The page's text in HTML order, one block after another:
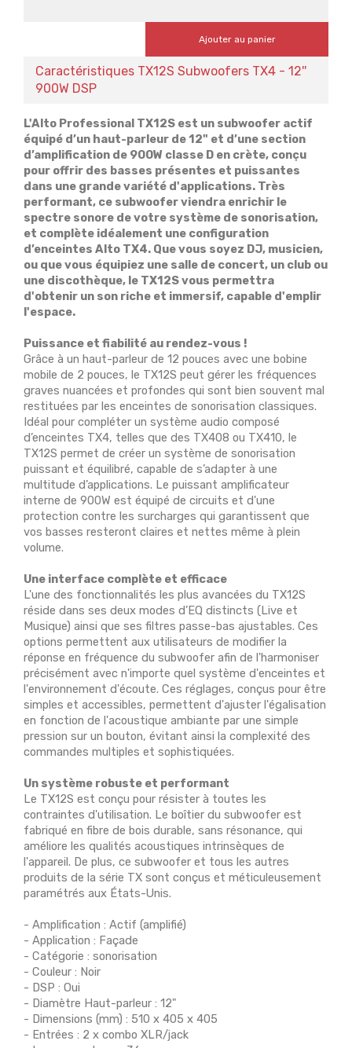
Ajouter au panier
Caractéristiques TX12S Subwoofers TX4 - 12''
900W DSP
L'Alto Professional TX12S est un subwoofer actif
équipé d’un haut-parleur de 12" et d’une section
d’amplification de 900W classe D en crète, conçu
pour offrir des basses présentes et puissantes
dans une grande variété d'applications. Très
performant, ce subwoofer viendra enrichir le
spectre sonore de votre système de sonorisation,
et complète idéalement une configuration
d’enceintes Alto TX4. Que vous soyez DJ, musicien,
ou que vous équipiez une salle de concert, un club ou
une discothèque, le TX12S vous permettra
d'obtenir un son riche et immersif, capable d'emplir
l'espace.
Puissance et fiabilité au rendez-vous !
Grâce à un haut-parleur de 12 pouces avec une bobine
mobile de 2 pouces, le TX12S peut gérer les fréquences
graves nuancées et profondes qui sont bien souvent mal
restituées par les enceintes de sonorisation classiques.
Idéal pour compléter un système audio composé
d’enceintes TX4, telles que des TX408 ou TX410, le
TX12S permet de créer un système de sonorisation
puissant et équilibré, capable de s’adapter à une
multitude d’applications. Le puissant amplificateur
interne de 900W est équipé de circuits et d'une
protection contre les surcharges qui garantissent que
vos basses resteront claires et nettes même à plein
volume.
Une interface complète et efficace
L'une des fonctionnalités les plus avancées du TX12S
réside dans ses deux modes d’EQ distincts (Live et
Musique) ainsi que ses filtres passe-bas ajustables. Ces
options permettent aux utilisateurs de modifier la
réponse en fréquence du subwoofer afin de l'harmoniser
précisément avec n'importe quel système d'enceintes et
l'environnement d'écoute. Ces réglages, conçus pour être
simples et accessibles, permettent d'ajuster l'égalisation
en fonction de l'acoustique ambiante par une simple
pression sur un bouton, évitant ainsi la complexité des
commandes multiples et sophistiquées.
Un système robuste et performant
Le TX12S est conçu pour résister à toutes les
contraintes d'utilisation. Le boîtier du subwoofer est
fabriqué en fibre de bois durable, sans résonance, qui
améliore les qualités acoustiques intrinsèques de
l'appareil. De plus, ce subwoofer et tous les autres
produits de la série TX sont conçus et méticuleusement
paramétrés aux États-Unis.
- Amplification : Actif (amplifié)
- Application : Façade
- Catégorie : sonorisation
- Couleur : Noir
- DSP : Oui
- Diamètre Haut-parleur : 12"
- Dimensions (mm) : 510 x 405 x 405
- Entrées : 2 x combo XLR/jack